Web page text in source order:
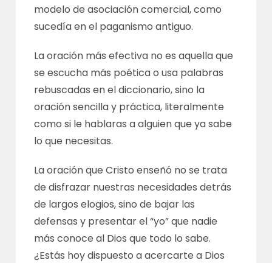
modelo de asociación comercial, como
sucedía en el paganismo antiguo.
La oración más efectiva no es aquella que
se escucha más poética o usa palabras
rebuscadas en el diccionario, sino la
oración sencilla y práctica, literalmente
como si le hablaras a alguien que ya sabe
lo que necesitas.
La oración que Cristo enseñó no se trata
de disfrazar nuestras necesidades detrás
de largos elogios, sino de bajar las
defensas y presentar el “yo” que nadie
más conoce al Dios que todo lo sabe.
¿Estás hoy dispuesto a acercarte a Dios